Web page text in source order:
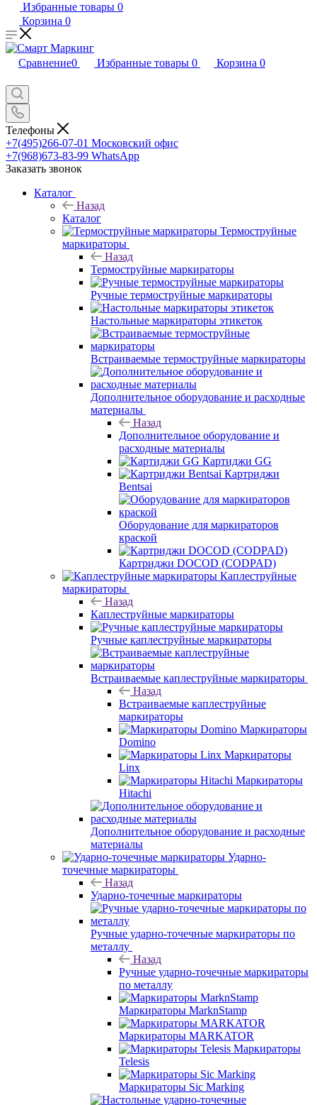
Избранные товары 0
Корзина 0
Сравнение0 Избранные товары 0 Корзина 0
Телефоны
+7(495)266-07-01 Московский офис
+7(968)673-83-99 WhatsApp
Заказать звонок
Каталог
Назад
Каталог
Термоструйные
маркираторы
Назад
Термоструйные маркираторы
Ручные термоструйные маркираторы
Настольные маркираторы этикеток
Встраиваемые термоструйные маркираторы
Дополнительное оборудование и расходные
материалы
Назад
Дополнительное оборудование и
расходные материалы
Картиджи GG
Картриджи
Bentsai
Оборудование для маркираторов
краской
Картриджи DOCOD (CODPAD)
Каплеструйные
маркираторы
Назад
Каплеструйные маркираторы
Ручные каплеструйные маркираторы
Встраиваемые каплеструйные маркираторы
Назад
Встраиваемые каплеструйные
маркираторы
Маркираторы
Domino
Маркираторы
Linx
Маркираторы
Hitachi
Дополнительное оборудование и расходные
материалы
Ударно-
точечные маркираторы
Назад
Ударно-точечные маркираторы
Ручные ударно-точечные маркираторы по
металлу
Назад
Ручные ударно-точечные маркираторы
по металлу
Маркираторы MarknStamp
Маркираторы MARKATOR
Маркираторы
Telesis
Маркираторы Sic Marking